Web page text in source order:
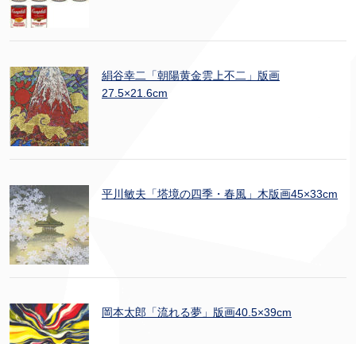
絹谷幸二「朝陽黄金雲上不二」版画
27.5×21.6cm
平川敏夫「塔境の四季・春風」木版画45×33cm
岡本太郎「流れる夢」版画40.5×39cm